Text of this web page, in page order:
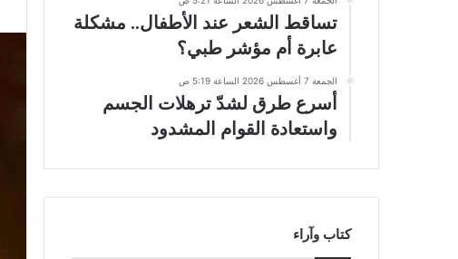
تساقط الشعر عند الأطفال.. مشكلة
عابرة أم مؤشر طبي؟
الجمعة 7 أغسطس 2026 الساعة 5:19 ص
أسرع طرق لشدّ ترهلات الجسم
واستعادة القوام المشدود
كتاب وآراء